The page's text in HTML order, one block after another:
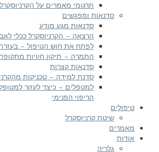
תרגומי מאמרים על הקרניוסקרל
סדנאות ומפגשים
סדנאות מגע מודע
הרצאה – הקרניוסקרל ככלי לאבחון
לפתח את חוש הטיפול – בעזרת
התמרה – תיקון חוויות מתקופת ההריון
סדנאות קצרות
סדנת למידה – טכניקות מהקרניוסקרל
למטפלים – כיצד לעזור למטופל להתחבר
הריפוי הפנימי
שיטת קרניוסקרל